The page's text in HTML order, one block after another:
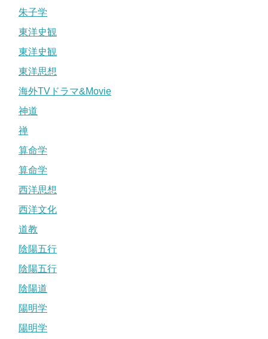
朱子学
東洋史観
東洋史観
東洋思想
海外TVドラマ&Movie
神道
禅
算命学
算命学
西洋思想
西洋文化
道教
陰陽五行
陰陽五行
陰陽道
陽明学
陽明学